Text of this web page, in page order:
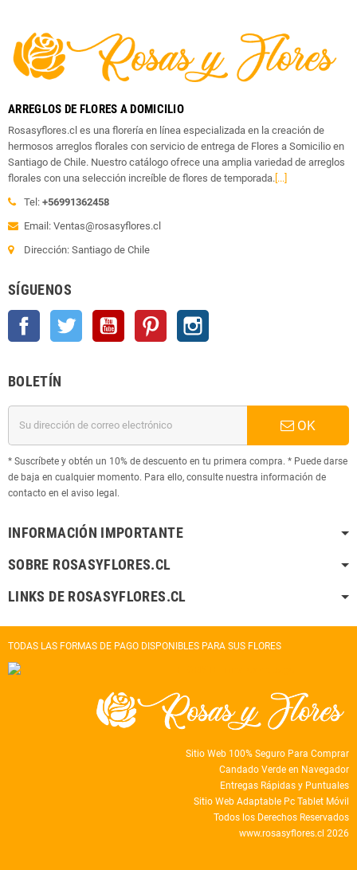
ARREGLOS DE FLORES A DOMICILIO
Rosasyflores.cl es una florería en línea especializada en la creación de
hermosos arreglos florales con servicio de entrega de Flores a Somicilio en
Santiago de Chile. Nuestro catálogo ofrece una amplia variedad de arreglos
florales con una selección increíble de flores de temporada. [...]
Tel: +56991362458
Email: Ventas@rosasyflores.cl
Dirección: Santiago de Chile
SÍGUENOS
Facebook Twitter YouTube Pinterest
BOLETÍN
OK
* Suscríbete y obtén un 10% de descuento en tu primera compra. * Puede darse
de baja en cualquier momento. Para ello, consulte nuestra información de
contacto en el aviso legal.
INFORMACIÓN IMPORTANTE
SOBRE ROSASYFLORES.CL
LINKS DE ROSASYFLORES.CL
TODAS LAS FORMAS DE PAGO DISPONIBLES PARA SUS FLORES
Sitio Web 100% Seguro Para Comprar
Candado Verde en Navegador
Entregas Rápidas y Puntuales
Sitio Web Adaptable Pc Tablet Móvil
Todos los Derechos Reservados
www.rosasyflores.cl 2026